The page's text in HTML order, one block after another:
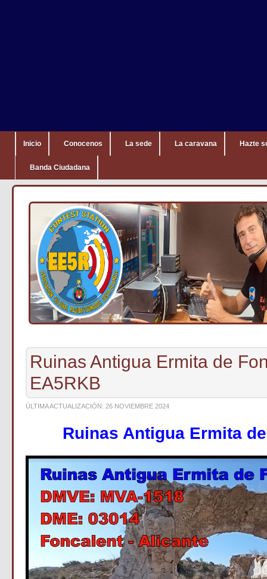
Inicio Conocenos La sede La caravana Hazte
Banda Ciudadana
Ruinas Antigua Ermita de
EA5RKB
ÚLTIMA ACTUALIZACIÓN: 26 NOVIEMBRE 2024
Ruinas Antigua Ermita